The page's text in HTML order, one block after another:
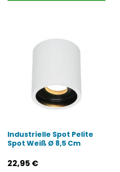
Industrielle Spot Pelite
Spot Weiß Ø 8,5 Cm
22,95 €